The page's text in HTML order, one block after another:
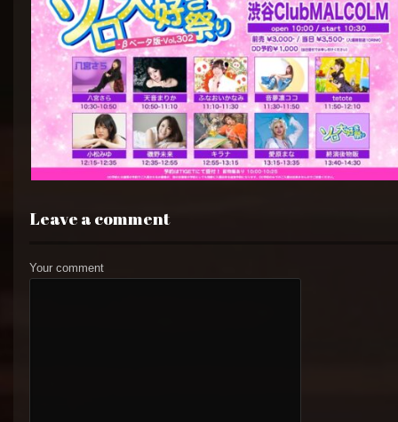
Leave a comment
Your comment